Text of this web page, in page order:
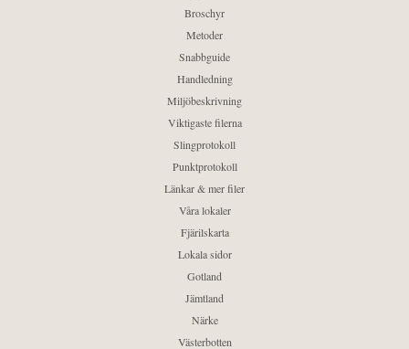
Broschyr
Metoder
Snabbguide
Handledning
Miljöbeskrivning
Viktigaste filerna
Slingprotokoll
Punktprotokoll
Länkar & mer filer
Våra lokaler
Fjärilskarta
Lokala sidor
Gotland
Jämtland
Närke
Västerbotten